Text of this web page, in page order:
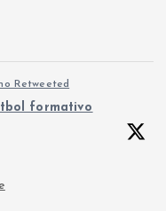
Retweeted
formativo